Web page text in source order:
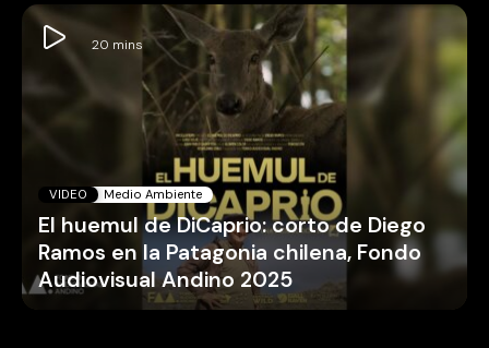
VIDEO Medio Ambiente
El huemul de DiCaprio: corto de Diego
Ramos en la Patagonia chilena, Fondo
Audiovisual Andino 2025